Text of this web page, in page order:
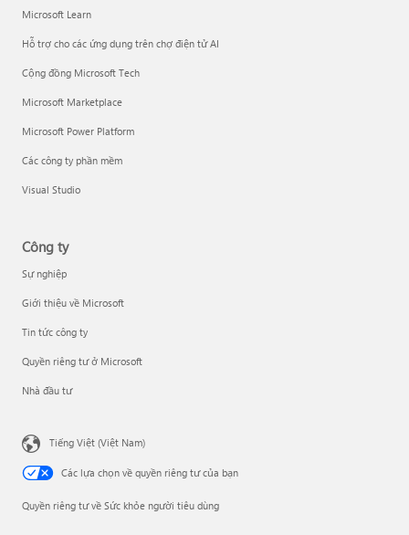
Microsoft Learn
Hỗ trợ cho các ứng dụng trên chợ điện tử AI
Cộng đồng Microsoft Tech
Microsoft Marketplace
Microsoft Power Platform
Các công ty phần mềm
Visual Studio
Công ty
Sự nghiệp
Giới thiệu về Microsoft
Tin tức công ty
Quyền riêng tư ở Microsoft
Nhà đầu tư
Tiếng Việt (Việt Nam)
Các lựa chọn về quyền riêng tư của bạn
Quyền riêng tư về Sức khỏe người tiêu dùng